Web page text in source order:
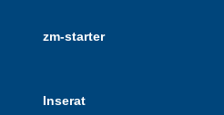
zm-starter
Inserat